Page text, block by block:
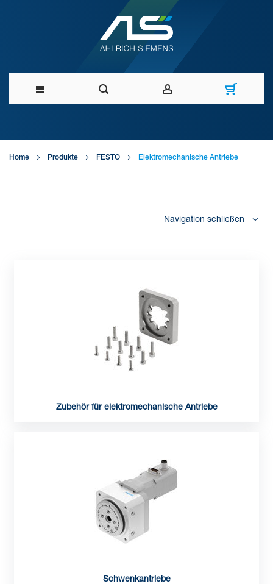
zum
Home Produkte FESTO Elektromechanische Antriebe
Navigation schließen
Zubehör für elektromechanische Antriebe
Schwenkantriebe